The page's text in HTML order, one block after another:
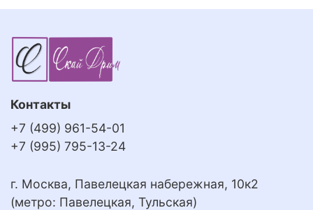
Контакты
+7 (499) 961-54-01
+7 (995) 795-13-24
г. Москва, Павелецкая набережная, 10к2
(метро: Павелецкая, Тульская)